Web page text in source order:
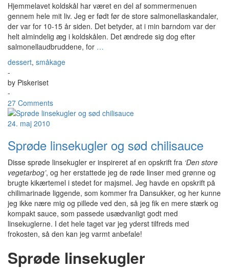
Hjemmelavet koldskål har været en del af sommermenuen
gennem hele mit liv. Jeg er født før de store salmonellaskandaler,
der var for 10-15 år siden. Det betyder, at i min barndom var der
helt almindelig æg i koldskålen. Det ændrede sig dog efter
salmonellaudbruddene, for …
dessert, småkage
-
by Piskeriset
-
27 Comments
24. maj 2010
Sprøde linsekugler og sød chilisauce
Disse sprøde linsekugler er inspireret af en opskrift fra ‘Den store
vegetarbog’, og her erstattede jeg de røde linser med grønne og
brugte kikærtemel i stedet for majsmel. Jeg havde en opskrift på
chilimarinade liggende, som kommer fra Dansukker, og her kunne
jeg ikke nære mig og pillede ved den, så jeg fik en mere stærk og
kompakt sauce, som passede usædvanligt godt med
linsekuglerne. I det hele taget var jeg yderst tilfreds med
frokosten, så den kan jeg varmt anbefale!
Sprøde linsekugler